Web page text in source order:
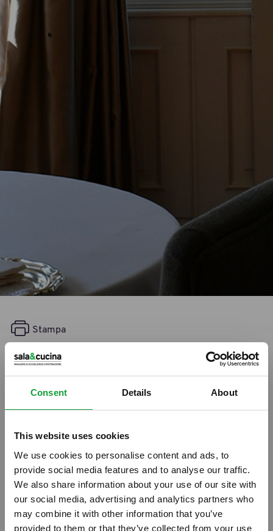
Consent Details About
This website uses cookies
We use cookies to personalise content and ads, to
provide social media features and to analyse our traffic.
We also share information about your use of our site with
our social media, advertising and analytics partners who
may combine it with other information that you’ve
provided to them or that they’ve collected from your use
Riso Gallo e Ponti: siglato
Stampa
26/07/2013